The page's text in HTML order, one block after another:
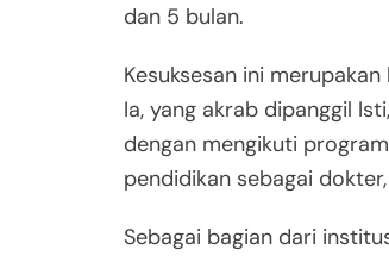
dan 5 bulan.
Kesuksesan ini
Ia, yang akrab dipanggil
dengan mengikuti
pendidikan sebagai
Sebagai bagian dari